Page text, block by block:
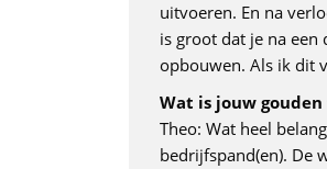
uitvoeren. En na
is groot dat je na
opbouwen. Als ik dit
Wat is jouw
Theo: Wat heel
bedrijfspand(en). De